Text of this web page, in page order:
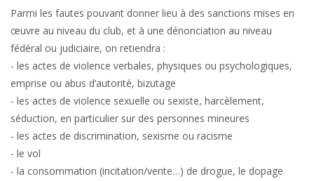
Parmi les fautes pouvant donner lieu à des sanctions mises en
œuvre au niveau du club, et à une dénonciation au niveau
fédéral ou judiciaire, on retiendra :
- les actes de violence verbales, physiques ou psychologiques,
emprise ou abus d’autorité, bizutage
- les actes de violence sexuelle ou sexiste, harcèlement,
séduction, en particulier sur des personnes mineures
- les actes de discrimination, sexisme ou racisme
- le vol
- la consommation (incitation/vente…) de drogue, le dopage